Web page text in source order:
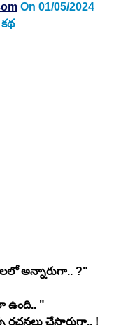
On 01/05/2024
కథ
అన్నారుగా.. ?"
ఉంది.. "
చేస్తారుగా.. !